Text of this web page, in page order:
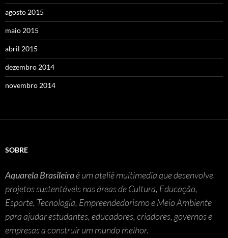
agosto 2015
maio 2015
abril 2015
dezembro 2014
novembro 2014
SOBRE
Aquarela Brasileiraé um ateliê multimedia que desenvolve
projetos sustentáveis nas áreas de Cultura, Educação,
Esporte, Tecnologia, Empreendedorismo e Meio Ambiente
para ajudar estudantes, educadores, criadores, governos e
empresas a construir um mundo melhor.